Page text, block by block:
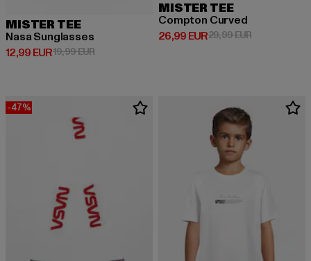
MISTER TEE
Nasa Sunglasses
12,99 EUR
Ajankohtainen hinta: 12,99 EUR
19,99 EURKampanjahinta: 19,99 EUR
MISTER TEE
Compton Curved
26,99 EUR
Ajankohtainen hinta: 26,99 EUR
29,99 EUR
-47%